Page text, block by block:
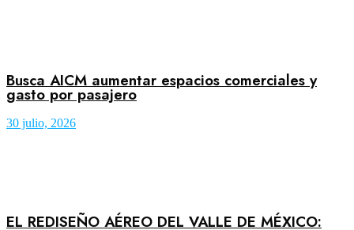
Busca AICM aumentar espacios comerciales y
gasto por pasajero
30 julio, 2026
EL REDISEÑO AÉREO DEL VALLE DE MÉXICO: